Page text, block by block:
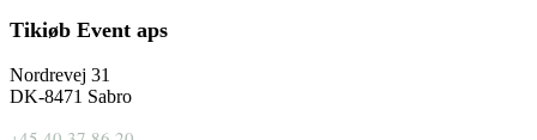
Tikiøb Event aps
Nordrevej 31
DK-8471 Sabro